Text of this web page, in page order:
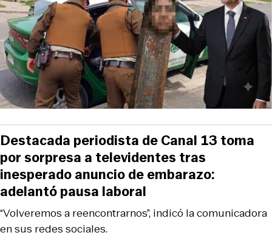
“Volveremos a reencontrarnos”, indicó la comunicadora
en sus redes sociales.
Destacada periodista de Canal 13 toma
por sorpresa a televidentes tras
inesperado anuncio de embarazo:
adelantó pausa laboral